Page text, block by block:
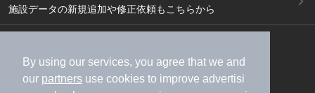
By using our services, you agree that we and
our partners use cookies to improve advertisi
施設データの新規追加や修正依頼もこちらから
加盟店募集（資料請求）
広告出稿のご案内
利用規約
ライフスタイルMEMBERS+規約